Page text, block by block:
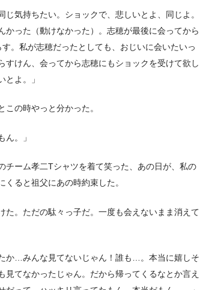
気持ちたい。ショックで、悲しいとよ、同じよ。
った（動けなかった）。志穂が最後に会ってから
。私が志穂だったとしても、おじいに会いたいっ
けん、会ってから志穂にもショックを受けて欲し
よ。」
の時やっと分かった。
。」
ーム孝二Tシャツを着て笑った、あの日が、私の
ると祖父にあの時約束した。
。ただの駄々っ子だ。一度も会えないまま消えて
か…みんな見てないじゃん！誰も…。本当に嬉しそ
てなかったじゃん。だから帰ってくるなとか言え